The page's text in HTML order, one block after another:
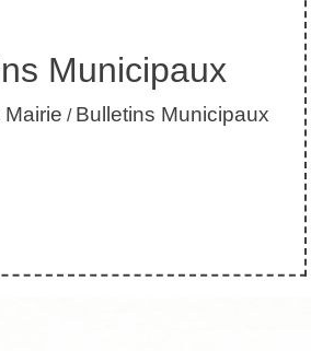
Municipaux
Mairie / Bulletins Municipaux